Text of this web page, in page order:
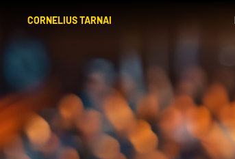
CORNELIUS TARNAI